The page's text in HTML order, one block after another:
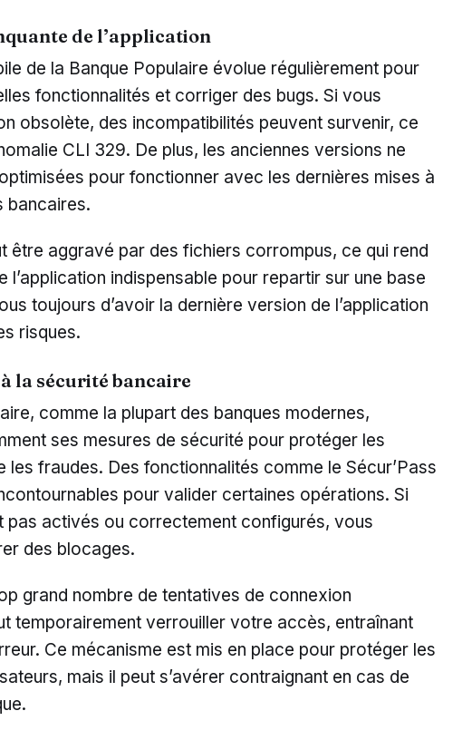
de l’application
de la Banque Populaire évolue régulièrement pour
fonctionnalités et corriger des bugs. Si vous
obsolète, des incompatibilités peuvent survenir, ce
CLI 329. De plus, les anciennes versions ne
pour fonctionner avec les dernières mises à
bancaires.
être aggravé par des fichiers corrompus, ce qui rend
l’application indispensable pour repartir sur une base
toujours d’avoir la dernière version de l’application
risques.
la sécurité bancaire
comme la plupart des banques modernes,
ses mesures de sécurité pour protéger les
les fraudes. Des fonctionnalités comme le Sécur’Pass
pour valider certaines opérations. Si
pas activés ou correctement configurés, vous
des blocages.
grand nombre de tentatives de connexion
temporairement verrouiller votre accès, entraînant
Ce mécanisme est mis en place pour protéger les
mais il peut s’avérer contraignant en cas de